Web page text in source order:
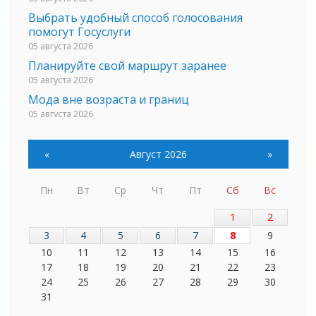
Выбрать удобный способ голосования
помогут Госуслуги
05 августа 2026
Планируйте свой маршрут заранее
05 августа 2026
Мода вне возраста и границ
05 августа 2026
Добровольцы огненного фронта
С заботой о здоровье
Лучшая из лучших
05 августа 2026
Пульс региона
05 августа 2026
«Результат командный, заслуга каждого
« Август 2026 »
Пн Вт Ср Чт Пт Сб
Вс
1
2
3
4 5 6 7 8
9
10
11 12 13 14 15
16
17
18 19 20 21 22
23
24
25 26 27 28 29
30
31